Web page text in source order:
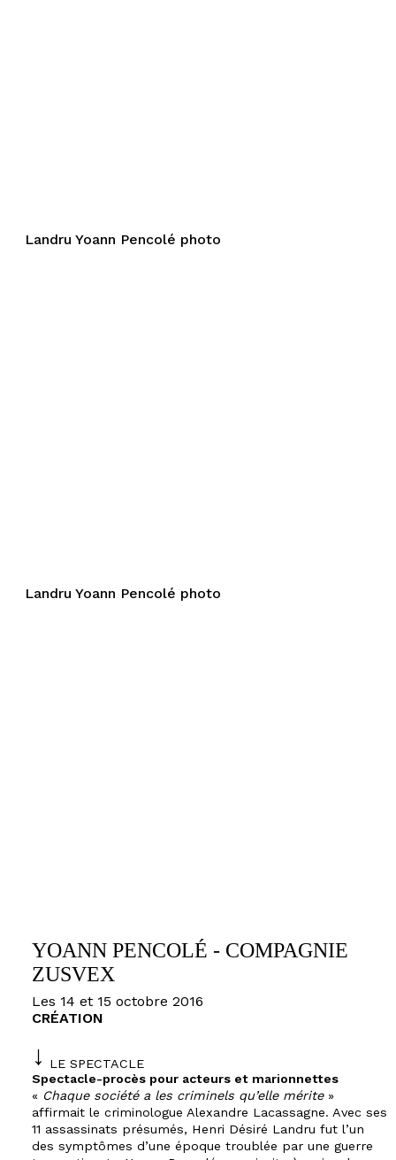
Landru Yoann Pencolé photo
Landru Yoann Pencolé photo
YOANN PENCOLÉ - COMPAGNIE
ZUSVEX
Les 14 et 15 octobre 2016
CRÉATION
LE SPECTACLE
Spectacle-procès pour acteurs et marionnettes
« Chaque société a les criminels qu’elle mérite»
affirmait le criminologue Alexandre Lacassagne. Avec ses
11 assassinats présumés, Henri Désiré Landru fut l’un
des symptômes d’une époque troublée par une guerre